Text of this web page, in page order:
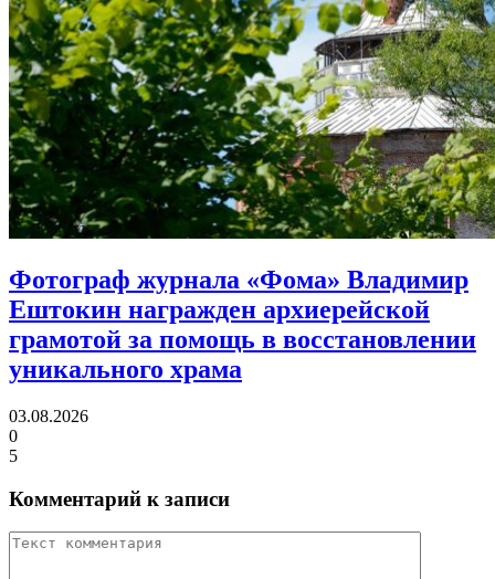
Фотограф журнала «Фома» Владимир
Ештокин награжден архиерейской
грамотой за помощь в восстановлении
уникального храма
03.08.2026
0
5
Комментарий к записи